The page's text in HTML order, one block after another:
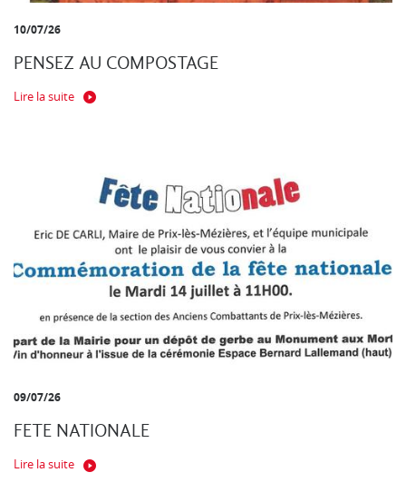
10/07/26
PENSEZ AU COMPOSTAGE
Lire la suite
09/07/26
FETE NATIONALE
Lire la suite